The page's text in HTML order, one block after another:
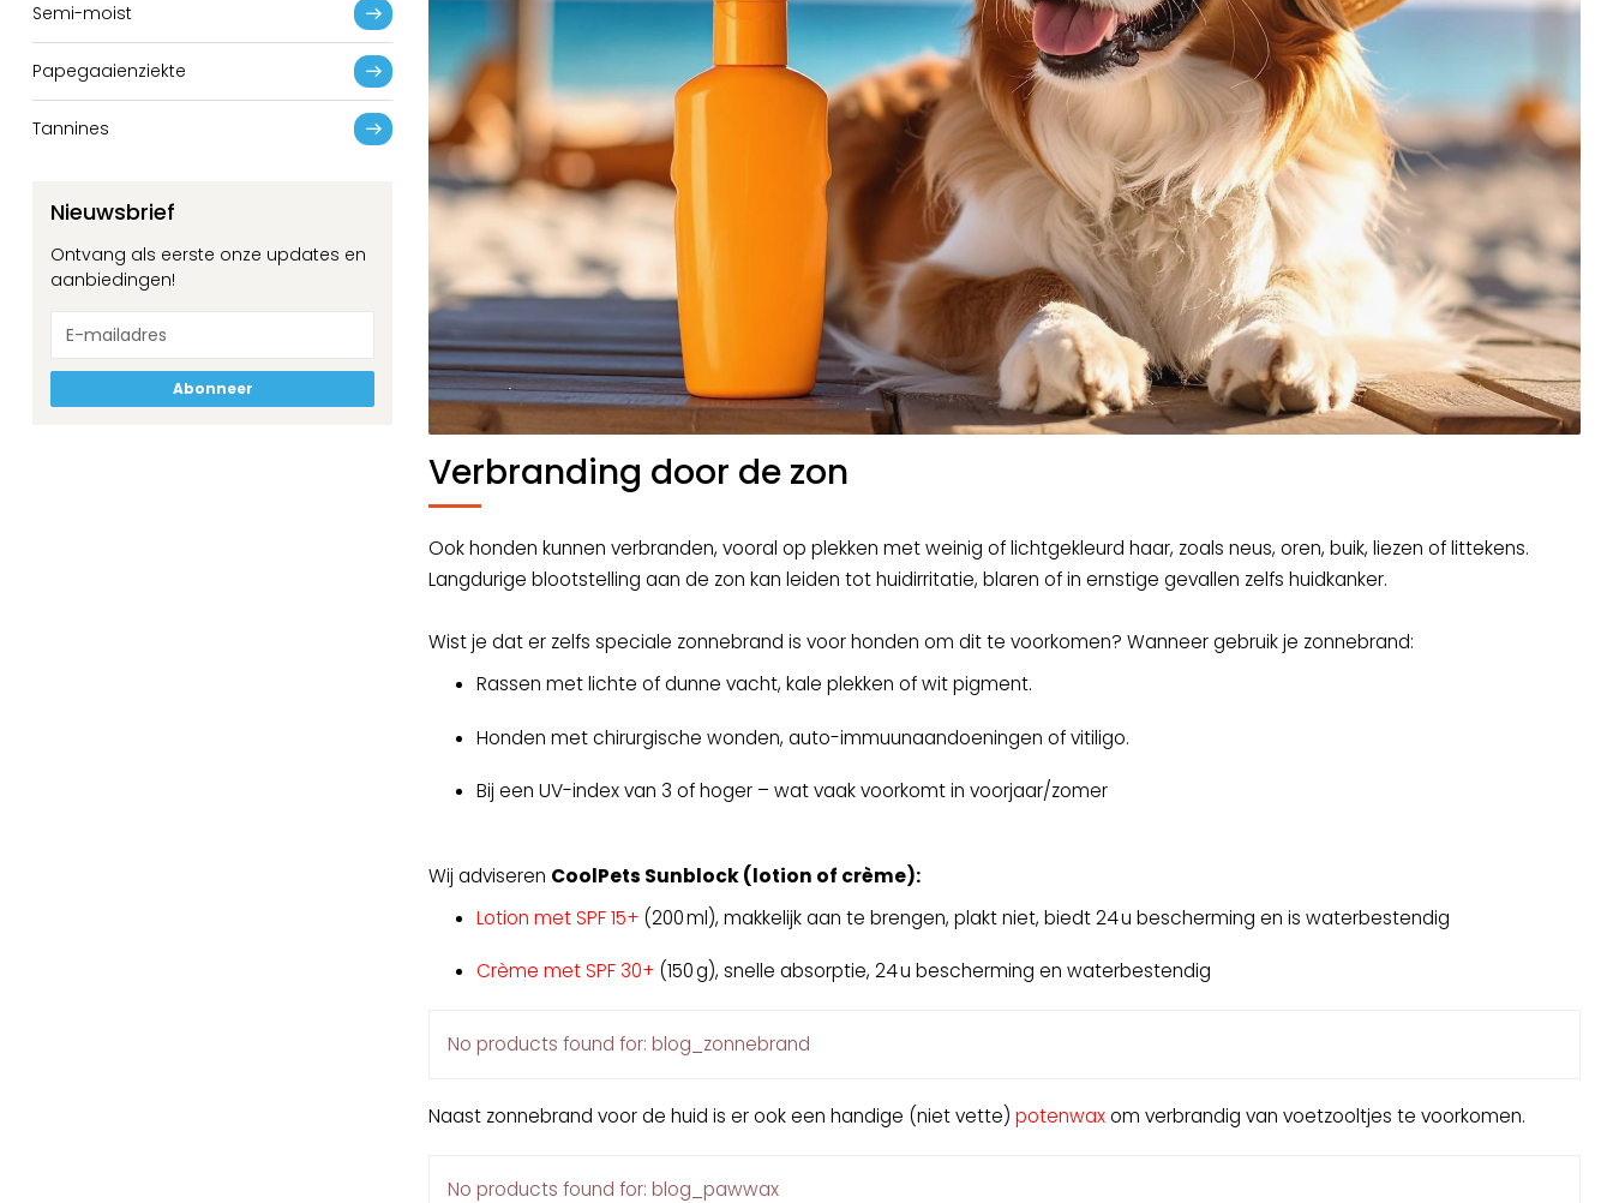
Semi-moist
Papegaaienziekte
Tannines
Nieuwsbrief
Ontvang als eerste onze updates en
aanbiedingen!
Abonneer
Verbranding door de zon
Ook honden kunnen verbranden, vooral op plekken met weinig of lichtgekleurd haar, zoals neus, oren, buik, liezen of littekens.
Langdurige blootstelling aan de zon kan leiden tot huidirritatie, blaren of in ernstige gevallen zelfs huidkanker.
Wist je dat er zelfs speciale zonnebrand is voor honden om dit te voorkomen? Wanneer gebruik je zonnebrand:
Rassen met lichte of dunne vacht, kale plekken of wit pigment.
Honden met chirurgische wonden, auto-immuunaandoeningen of vitiligo.
Bij een UV-index van 3 of hoger – wat vaak voorkomt in voorjaar/zomer
Wij adviseren CoolPets Sunblock (lotion of crème):
Lotion met SPF 15+ (200 ml), makkelijk aan te brengen, plakt niet, biedt 24 u bescherming en is waterbestendig
Crème met SPF 30+ (150 g), snelle absorptie, 24 u bescherming en waterbestendig
No products found for: blog_zonnebrand
Naast zonnebrand voor de huid is er ook een handige (niet vette) potenwaxom verbrandig van voetzooltjes te voorkomen.
No products found for: blog_pawwax